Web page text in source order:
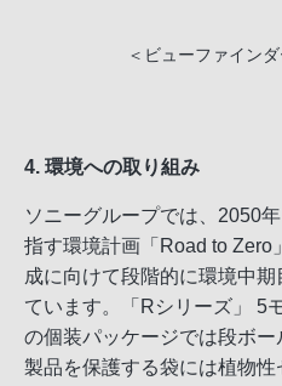
＜ビューファイン
4. 環境への取り組み
ソニーグループでは、2050
指す環境計画「Road to Zero
成に向けて段階的に環境中
ています。「Rシリーズ」 5
の個装パッケージでは段ボー
製品を保護する袋には植物